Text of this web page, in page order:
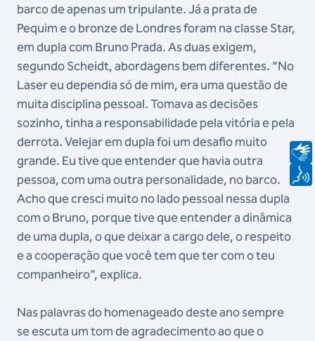
barco de apenas um tripulante. Já a prata de
Pequim e o bronze de Londres foram na classe Star,
em dupla com Bruno Prada. As duas exigem,
segundo Scheidt, abordagens bem diferentes. “No
Laser eu dependia só de mim, era uma questão de
muita disciplina pessoal. Tomava as decisões
sozinho, tinha a responsabilidade pela vitória e pela
derrota. Velejar em dupla foi um desafio muito
grande. Eu tive que entender que havia outra
pessoa, com uma outra personalidade, no barco.
Acho que cresci muito no lado pessoal nessa dupla
com o Bruno, porque tive que entender a dinâmica
de uma dupla, o que deixar a cargo dele, o respeito
e a cooperação que você tem que ter com o teu
companheiro”, explica.
Nas palavras do homenageado deste ano sempre
se escuta um tom de agradecimento ao que o